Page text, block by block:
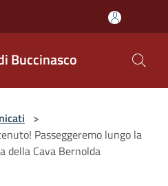
Buccinasco
>
Passeggeremo lungo la
della Cava Bernolda